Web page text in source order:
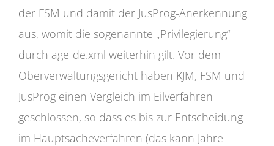
der FSM und damit der JusProg-Anerkennung
aus, womit die sogenannte „Privilegierung“
durch age-de.xml weiterhin gilt. Vor dem
Oberverwaltungsgericht haben KJM, FSM und
JusProg einen Vergleich im Eilverfahren
geschlossen, so dass es bis zur Entscheidung
im Hauptsacheverfahren (das kann Jahre